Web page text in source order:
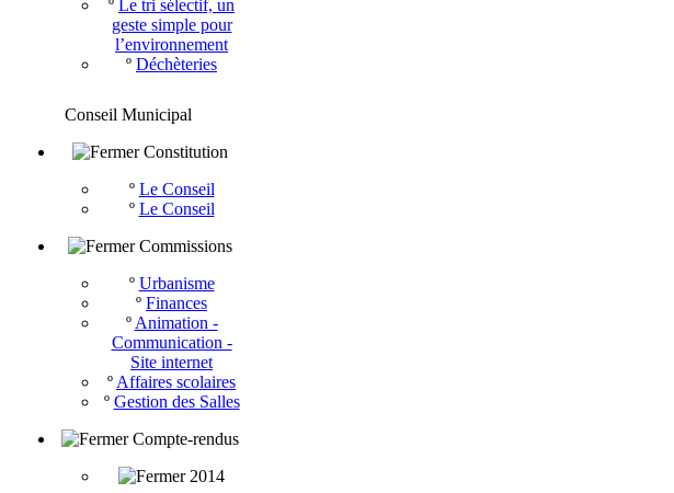
º Le tri sélectif, un
geste simple pour
l’environnement
º Déchèteries
Conseil Municipal
Constitution
º Le Conseil
º Le Conseil
Commissions
º Urbanisme
º Finances
º Animation -
Communication -
Site internet
º Affaires scolaires
º Gestion des Salles
Compte-rendus
2014